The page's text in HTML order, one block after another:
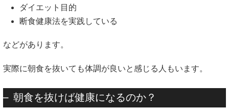
ダイエット目的
断食健康法を実践している
などがあります。
実際に朝食を抜いても体調が良いと感じる人もいます。
朝食を抜けば健康になるのか？